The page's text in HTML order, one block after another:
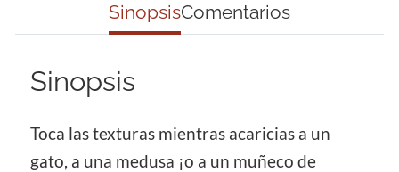
SinopsisComentarios
Sinopsis
Toca las texturas mientras acaricias a un
gato, a una medusa ¡o a un muñeco de